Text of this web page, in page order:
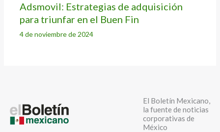
Adsmovil: Estrategias de adquisición
para triunfar en el Buen Fin
4 de noviembre de 2024
El Boletín Mexicano,
la fuente de noticias
corporativas de
México